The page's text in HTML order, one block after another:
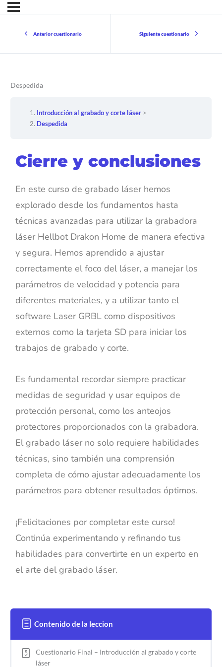
Anterior cuestionario Siguiente cuestionario
Despedida
Introducción al grabado y corte láser
Despedida
Cierre y conclusiones
En este curso de grabado láser hemos
explorado desde los fundamentos hasta
técnicas avanzadas para utilizar la grabadora
láser Hellbot Drakon Home de manera efectiva
y segura. Hemos aprendido a ajustar
correctamente el foco del láser, a manejar los
parámetros de velocidad y potencia para
diferentes materiales, y a utilizar tanto el
software Laser GRBL como dispositivos
externos como la tarjeta SD para iniciar los
trabajos de grabado y corte.
Es fundamental recordar siempre practicar
medidas de seguridad y usar equipos de
protección personal, como los anteojos
protectores proporcionados con la grabadora.
El grabado láser no solo requiere habilidades
técnicas, sino también una comprensión
completa de cómo ajustar adecuadamente los
parámetros para obtener resultados óptimos.
¡Felicitaciones por completar este curso!
Continúa experimentando y refinando tus
habilidades para convertirte en un experto en
el arte del grabado láser.
Contenido de la leccion
Cuestionario Final – Introducción al grabado y corte
láser